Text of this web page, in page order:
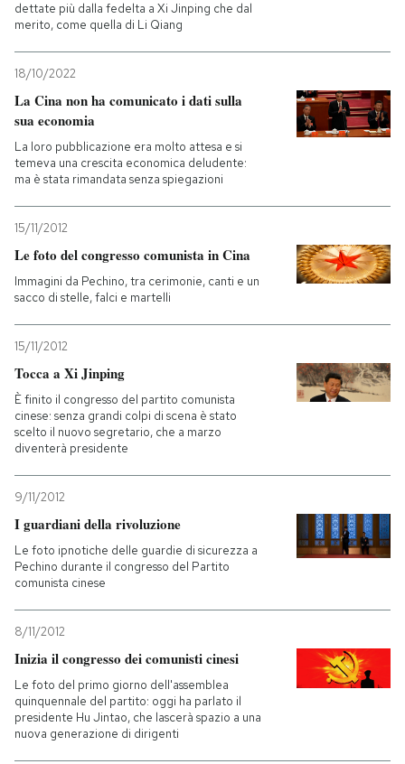
PODCAST
NEWSLETTER
I MIEI PREFERITI
CALENDARIO
Entra
dettate più dalla fedelta a Xi Jinping che dal
merito, come quella di Li Qiang
18/10/2022
La Cina non ha comunicato i dati sulla
sua economia
La loro pubblicazione era molto attesa e si
temeva una crescita economica deludente:
ma è stata rimandata senza spiegazioni
15/11/2012
Le foto del congresso comunista in Cina
Immagini da Pechino, tra cerimonie, canti e un
sacco di stelle, falci e martelli
15/11/2012
Tocca a Xi Jinping
È finito il congresso del partito comunista
cinese: senza grandi colpi di scena è stato
scelto il nuovo segretario, che a marzo
diventerà presidente
9/11/2012
I guardiani della rivoluzione
Le foto ipnotiche delle guardie di sicurezza a
Pechino durante il congresso del Partito
comunista cinese
8/11/2012
Inizia il congresso dei comunisti cinesi
Le foto del primo giorno dell'assemblea
quinquennale del partito: oggi ha parlato il
presidente Hu Jintao, che lascerà spazio a una
nuova generazione di dirigenti